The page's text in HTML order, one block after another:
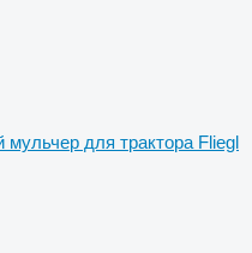
мульчер для трактора Fliegl